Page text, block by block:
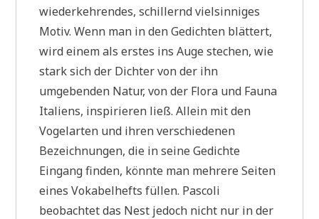
wiederkehrendes, schillernd vielsinniges
Motiv. Wenn man in den Gedichten blättert,
wird einem als erstes ins Auge stechen, wie
stark sich der Dichter von der ihn
umgebenden Natur, von der Flora und Fauna
Italiens, inspirieren ließ. Allein mit den
Vogelarten und ihren verschiedenen
Bezeichnungen, die in seine Gedichte
Eingang finden, könnte man mehrere Seiten
eines Vokabelhefts füllen. Pascoli
beobachtet das Nest jedoch nicht nur in der